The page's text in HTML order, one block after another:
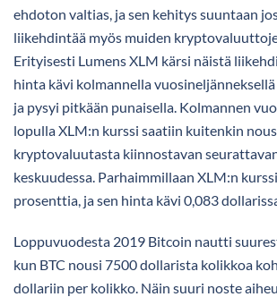
ehdoton valtias, ja sen kehitys suuntaan
liikehdintää myös muiden
Erityisesti Lumens XLM kärsi näistä
hinta kävi kolmannella vuosineljänneksellä
ja pysyi pitkään punaisella. Kolmannen
lopulla XLM:n kurssi saatiin kuitenkin
kryptovaluutasta kiinnostavan
keskuudessa. Parhaimmillaan XLM:n
prosenttia, ja sen hinta kävi 0,083
Loppuvuodesta 2019 Bitcoin nautti
kun BTC nousi 7500 dollarista kolikkoa
dollariin per kolikko. Näin suuri noste